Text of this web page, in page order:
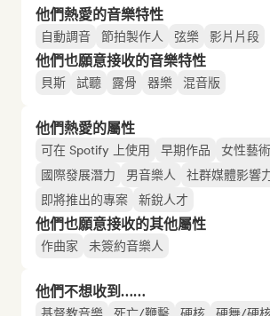
他們熱愛的音樂特性
自動調音 節拍製作人 弦樂 影片片段
他們也願意接收的音樂特性
貝斯 試聽 露骨 器樂 混音版
他們熱愛的屬性
可在 Spotify 上使用 早期作品
女性藝
國際發展潛力
男音樂人
社群媒體影響
即將推出的專案
新銳人才
他們也願意接收的其他屬性
作曲家 未簽約音樂人
他們不想收到……